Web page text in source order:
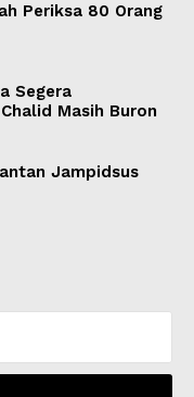
Periksa 80 Orang
Segera
Masih Buron
Jampidsus